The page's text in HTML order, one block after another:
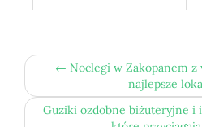
← Noclegi w Zakopanem z
najlepsze
Guziki ozdobne biżuteryjne i